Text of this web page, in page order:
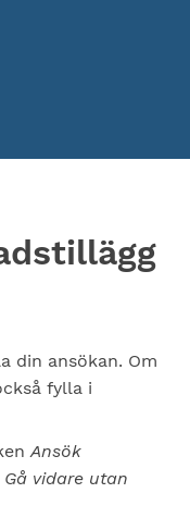
din ansökan. Om
fylla i
Ansök
Gå vidare utan